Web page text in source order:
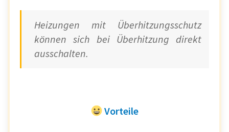
Heizungen mit Überhitzungsschutz
können sich bei Überhitzung direkt
ausschalten.
Vorteile